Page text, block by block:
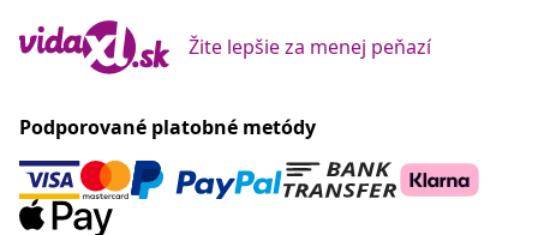
Žite lepšie za menej peňazí
Podporované platobné metódy